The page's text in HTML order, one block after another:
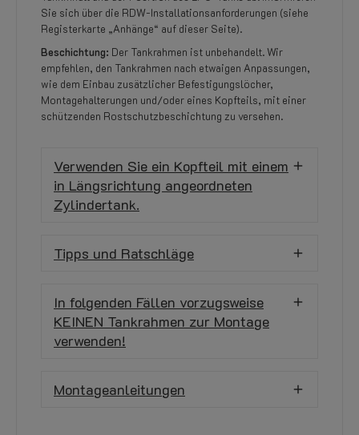
Sie sich über die RDW-Installationsanforderungen (siehe
Registerkarte „Anhänge“ auf dieser Seite).
Beschichtung: Der Tankrahmen ist unbehandelt. Wir
empfehlen, den Tankrahmen nach etwaigen Anpassungen,
wie dem Einbau zusätzlicher Befestigungslöcher,
Montagehalterungen und/oder eines Kopfteils, mit einer
schützenden Rostschutzbeschichtung zu versehen.
Verwenden Sie ein Kopfteil mit einem
in Längsrichtung angeordneten
Zylindertank.
Tipps und Ratschläge
In folgenden Fällen vorzugsweise
KEINEN Tankrahmen zur Montage
verwenden!
Montageanleitungen